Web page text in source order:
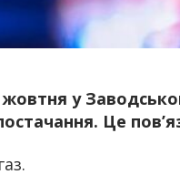
у
Це